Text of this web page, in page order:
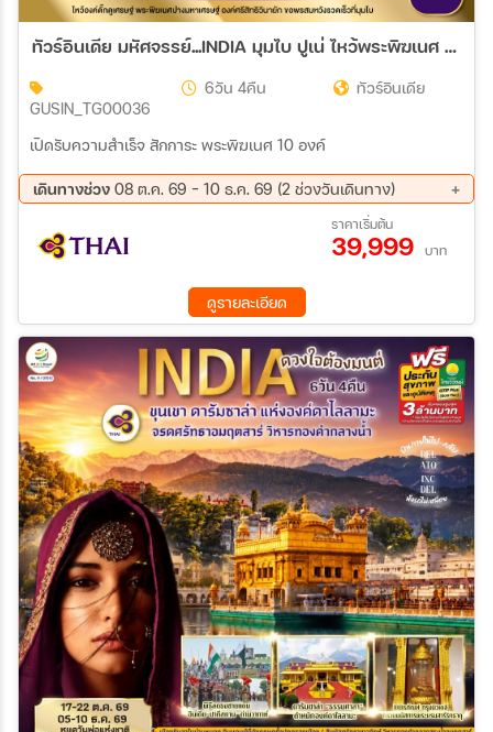
ทัวร์อินเดีย มหัศจรรย์...INDIA มุมไบ ปูเน่ ไหว้พระพิฆเนศ 10 องค์ เปิดรับความสำเร็จ! 6วัน 4คืน (TG)
GUSIN_TG00036
6วัน 4คืน ทัวร์อินเดีย
เปิดรับความสำเร็จ สักการะ พระพิฆเนศ 10 องค์
เดินทางช่วง 08 ต.ค. 69 - 10 ธ.ค. 69 (2 ช่วงวันเดินทาง)
05 ธ.ค. 69 - 10 ธ.ค. 69
ราคาเริ่มต้น
39,999 บาท
ดูรายละเอียด